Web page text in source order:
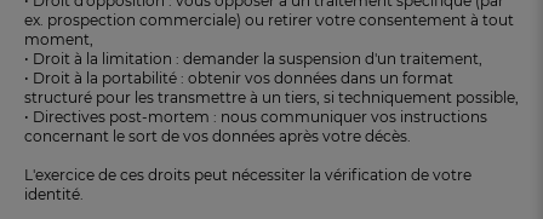
ex. prospection commerciale) ou retirer votre consentement à tout
moment,
• Droit à la limitation : demander la suspension d'un traitement,
• Droit à la portabilité : obtenir vos données dans un format
structuré pour les transmettre à un tiers, si techniquement possible,
• Directives post-mortem : nous communiquer vos instructions
concernant le sort de vos données après votre décès.
L'exercice de ces droits peut nécessiter la vérification de votre
identité.